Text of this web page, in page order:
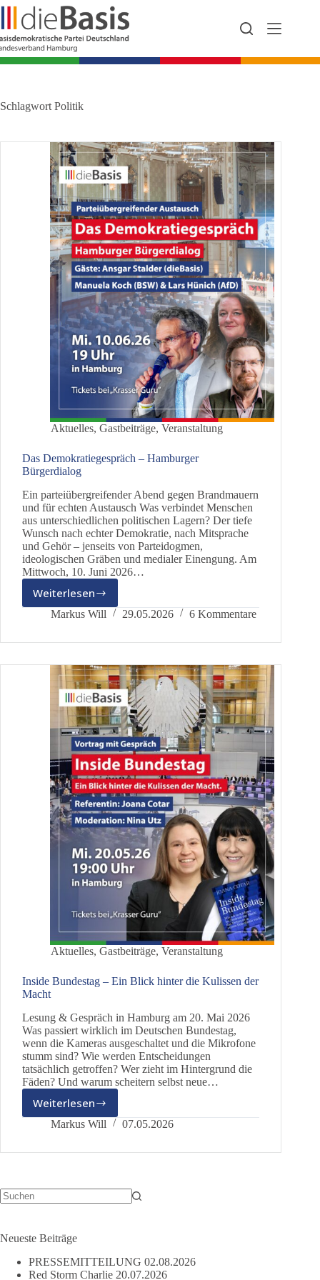
Zum
Inhalt
springen
Schlagwort Politik
Aktuelles, Gastbeiträge, Veranstaltung
Das Demokratiegespräch – Hamburger
Bürgerdialog
Ein parteiübergreifender Abend gegen Brandmauern
und für echten Austausch Was verbindet Menschen
aus unterschiedlichen politischen Lagern? Der tiefe
Wunsch nach echter Demokratie, nach Mitsprache
und Gehör – jenseits von Parteidogmen,
ideologischen Gräben und medialer Einengung. Am
Mittwoch, 10. Juni 2026…
Weiterlesen
Das
Demokratiegespräch
Hamburger
Markus Will 29.05.2026 6 Kommentare
Aktuelles, Gastbeiträge, Veranstaltung
Inside Bundestag – Ein Blick hinter die Kulissen der
Macht
Lesung & Gespräch in Hamburg am 20. Mai 2026
Was passiert wirklich im Deutschen Bundestag,
wenn die Kameras ausgeschaltet und die Mikrofone
stumm sind? Wie werden Entscheidungen
tatsächlich getroffen? Wer zieht im Hintergrund die
Fäden? Und warum scheitern selbst neue…
Weiterlesen
Inside
Bundestag
Ein
Macht
Markus Will 07.05.2026
Neueste Beiträge
PRESSEMITTEILUNG 02.08.2026
Red Storm Charlie 20.07.2026